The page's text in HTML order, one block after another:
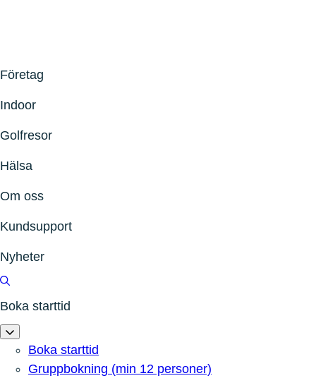
Företag
Indoor
Golfresor
Hälsa
Om oss
Kundsupport
Nyheter
Boka starttid
Boka starttid
Gruppbokning (min 12 personer)